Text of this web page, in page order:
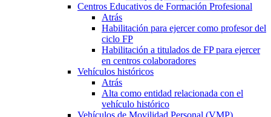
Centros Educativos de Formación Profesional
Atrás
Habilitación para ejercer como profesor del
ciclo FP
Habilitación a titulados de FP para ejercer
en centros colaboradores
Vehículos históricos
Atrás
Alta como entidad relacionada con el
vehículo histórico